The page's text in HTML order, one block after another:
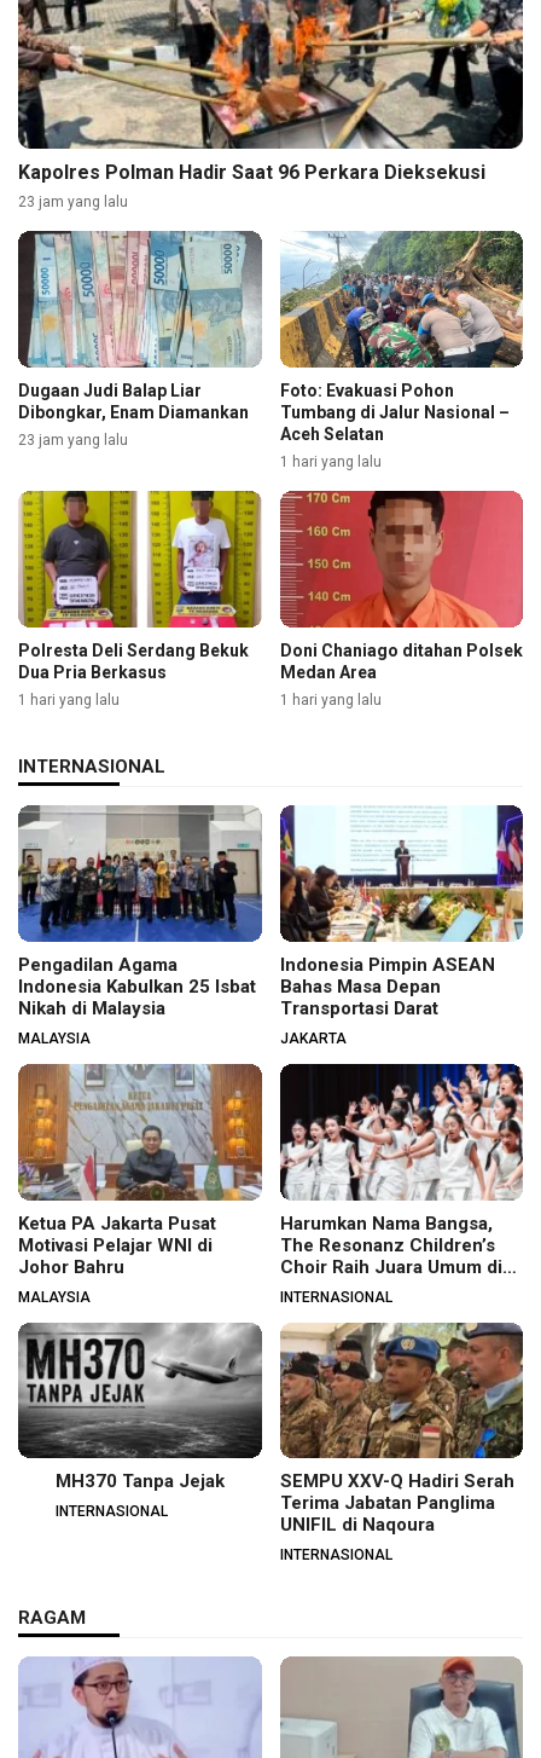
Kapolres Polman Hadir Saat 96 Perkara Dieksekusi
23 jam yang lalu
Dugaan Judi Balap Liar
Dibongkar, Enam Diamankan
23 jam yang lalu
Foto: Evakuasi Pohon
Tumbang di Jalur Nasional –
Aceh Selatan
1 hari yang lalu
Polresta Deli Serdang Bekuk
Dua Pria Berkasus
1 hari yang lalu
Doni Chaniago ditahan Polsek
Medan Area
1 hari yang lalu
INTERNASIONAL
Pengadilan Agama
Indonesia Kabulkan 25 Isbat
Nikah di Malaysia
MALAYSIA
Indonesia Pimpin ASEAN
Bahas Masa Depan
Transportasi Darat
JAKARTA
Ketua PA Jakarta Pusat
Motivasi Pelajar WNI di
Johor Bahru
MALAYSIA
Harumkan Nama Bangsa,
The Resonanz Children’s
Choir Raih Juara Umum di
Hungaria
INTERNASIONAL
MH370 Tanpa Jejak
INTERNASIONAL
SEMPU XXV-Q Hadiri Serah
Terima Jabatan Panglima
UNIFIL di Naqoura
INTERNASIONAL
RAGAM